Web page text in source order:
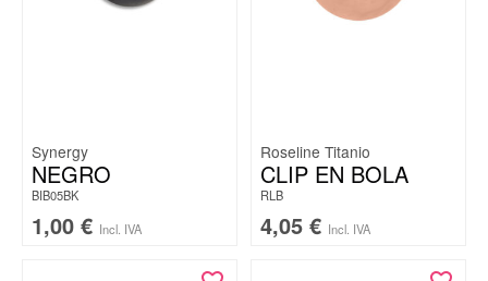
Synergy
NEGRO
BIB05BK
1,00 € Incl. IVA
Roseline Titanio
CLIP EN BOLA
RLB
4,05 € Incl. IVA